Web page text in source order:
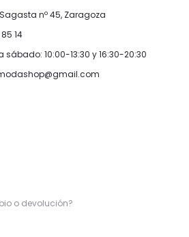
nº 45, Zaragoza
14
sábado: 10:00-13:30 y 16:30-20:30
o devolución?